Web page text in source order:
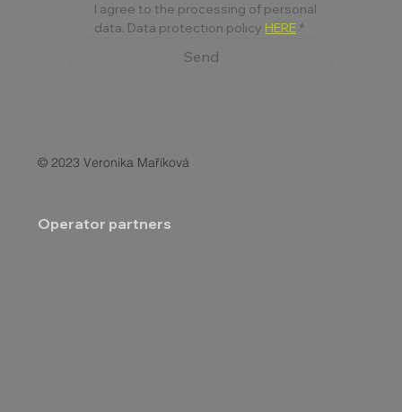
I agree to the processing of personal
data. Data protection policy HERE *
Send
© 2023 Veronika Maříková
Operator partners